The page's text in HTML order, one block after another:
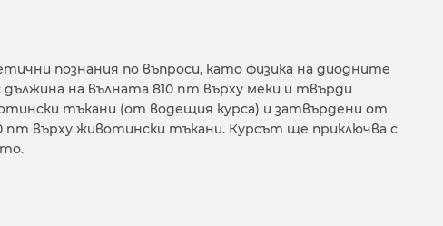
познания по въпроси, като физика на диодните
на вълната 810 nm върху меки и твърди
тъкани (от водещия курса) и затвърдени от
nm върху животински тъкани. Курсът ще приключва с